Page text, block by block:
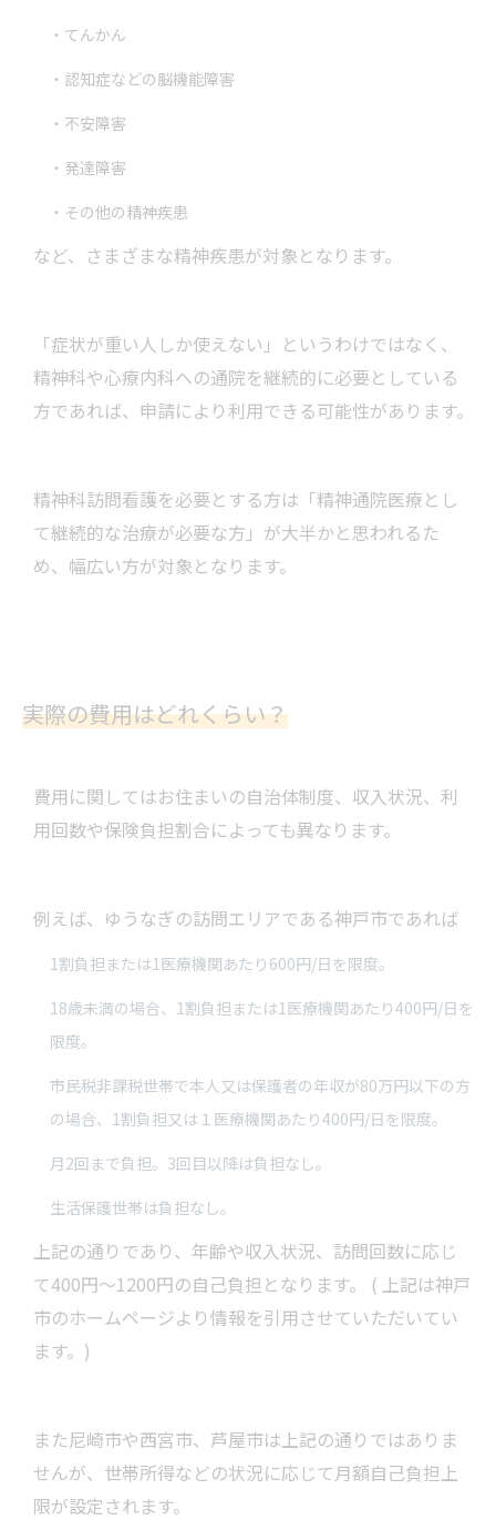
・てんかん
・認知症などの脳機能障害
・不安障害
・発達障害
・その他の精神疾患
など、さまざまな精神疾患が対象となります。
「症状が重い人しか使えない」というわけではなく、
精神科や心療内科への通院を継続的に必要としている
方であれば、申請により利用できる可能性があります。
精神科訪問看護を必要とする方は「精神通院医療とし
て継続的な治療が必要な方」が大半かと思われるた
め、幅広い方が対象となります。
実際の費用はどれくらい？
費用に関してはお住まいの自治体制度、収入状況、利
用回数や保険負担割合によっても異なります。
例えば、ゆうなぎの訪問エリアである神戸市であれば
1割負担または1医療機関あたり600円/日を限度。
18歳未満の場合、1割負担または1医療機関あたり400円/日を
限度。
市民税非課税世帯で本人又は保護者の年収が80万円以下の方
の場合、1割負担又は１医療機関あたり400円/日を限度。
月2回まで負担。3回目以降は負担なし。
生活保護世帯は負担なし。
上記の通りであり、年齢や収入状況、訪問回数に応じ
て400円〜1200円の自己負担となります。 ( 上記は神戸
市のホームページより情報を引用させていただいてい
ます。)
また尼崎市や西宮市、芦屋市は上記の通りではありま
せんが、世帯所得などの状況に応じて月額自己負担上
限が設定されます。